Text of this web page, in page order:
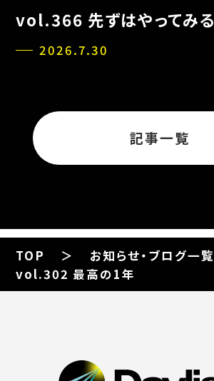
vol.366 先ずはやってみる
2026.7.30
記事一覧
TOP
お知らせ・ブログ一覧
vol.302 最高の1年